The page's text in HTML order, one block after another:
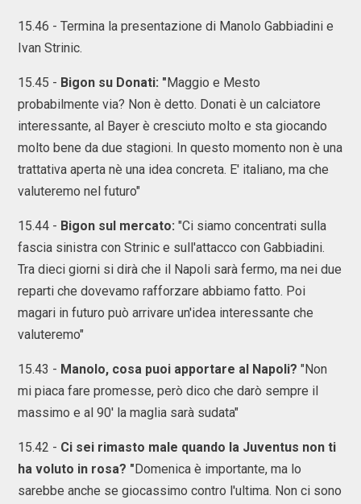
15.46 - Termina la presentazione di Manolo Gabbiadini e
Ivan Strinic.
15.45 - Bigon su Donati: "Maggio e Mesto
probabilmente via? Non è detto. Donati è un calciatore
interessante, al Bayer è cresciuto molto e sta giocando
molto bene da due stagioni. In questo momento non è una
trattativa aperta nè una idea concreta. E' italiano, ma che
valuteremo nel futuro"
15.44 - Bigon sul mercato: "Ci siamo concentrati sulla
fascia sinistra con Strinic e sull'attacco con Gabbiadini.
Tra dieci giorni si dirà che il Napoli sarà fermo, ma nei due
reparti che dovevamo rafforzare abbiamo fatto. Poi
magari in futuro può arrivare un'idea interessante che
valuteremo"
15.43 - Manolo, cosa puoi apportare al Napoli? "Non
mi piaca fare promesse, però dico che darò sempre il
massimo e al 90' la maglia sarà sudata"
15.42 - Ci sei rimasto male quando la Juventus non ti
ha voluto in rosa? "Domenica è importante, ma lo
sarebbe anche se giocassimo contro l'ultima. Non ci sono